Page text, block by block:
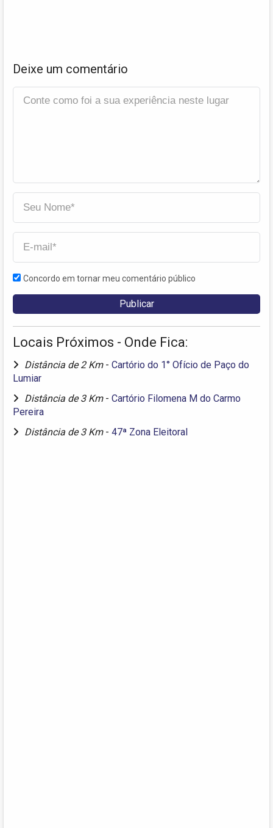
Deixe um comentário
Concordo em tornar meu comentário público
Locais Próximos - Onde Fica:
Distância de 2 Km - Cartório do 1° Ofício de Paço do
Lumiar
Distância de 3 Km - Cartório Filomena M do Carmo
Pereira
Distância de 3 Km - 47ª Zona Eleitoral